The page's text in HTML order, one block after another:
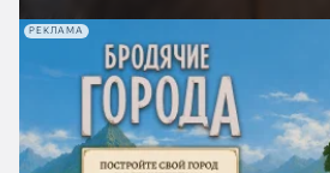
РЕКЛАМА